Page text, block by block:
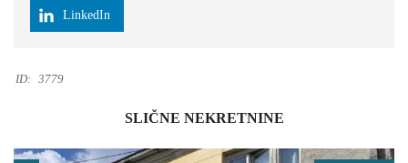
LinkedIn
ID: 3779
SLIČNE NEKRETNINE